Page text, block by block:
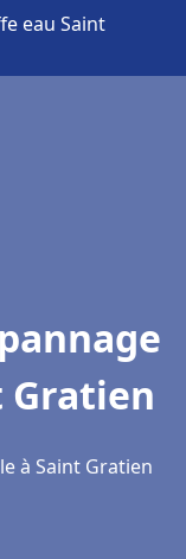
eau Saint
Gratien
à Saint Gratien